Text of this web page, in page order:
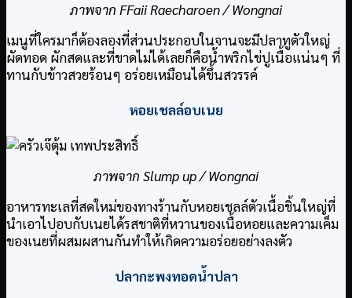
ภาพจาก FFaii Raecharoen / Wongnai
เมนูที่ใครมาก็ต้องลองที่ส่วนประกอบในจานจะมีปลาทูตัวใหญ่
ผัดทอด ผักสดและที่ขาดไม่ได้เลยก็คือน้ำพริกไข่ปูเนื้อแน่นๆ ที่
ทานกับข้าวสวยร้อนๆ อร่อยเหมือนได้ขึ้นสวรรค์
หอยเชลล์อบเนย
ภาพจาก Slump up / Wongnai
อาหารทะเลที่สดใหม่ของทางร้านกับหอยเชลล์ตัวเนื้อชิ้นใหญ่ที่
นำเอาไปอบกับเนยได้รสชาติที่หวานของเนื้อหอยและความเค็ม
ของเนยที่ผสมผสานกันทำให้เกิดความอร่อยอย่างลงตัว
ปลากะพงทอดน้ำปลา